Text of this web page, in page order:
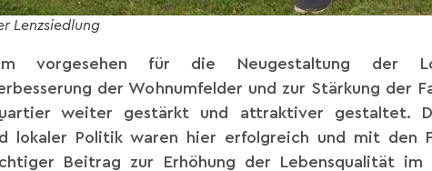
Lenzsiedlung
vorgesehen für die Neugestaltung der
der Wohnumfelder und zur Stärkung der
weiter gestärkt und attraktiver gestaltet.
lokaler Politik waren hier erfolgreich und mit den
Beitrag zur Erhöhung der Lebensqualität im